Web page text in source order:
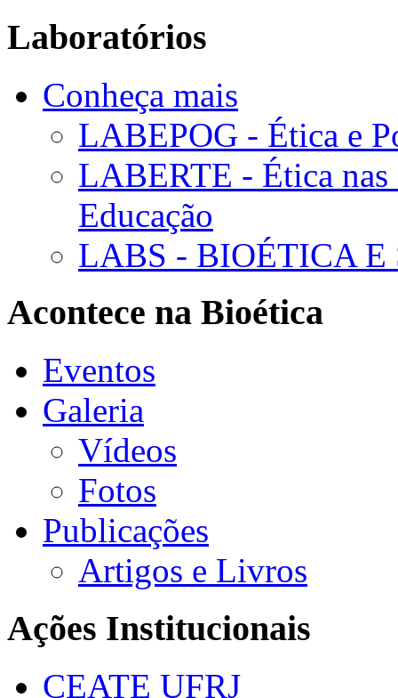
Laboratórios
Conheça mais
LABEPOG - Ética e
LABERTE - Ética nas
Educação
LABS - BIOÉTICA E
Acontece na Bioética
Eventos
Galeria
Vídeos
Fotos
Publicações
Artigos e Livros
Ações Institucionais
CEATE UFRJ